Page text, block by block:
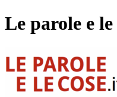
Le parole e le